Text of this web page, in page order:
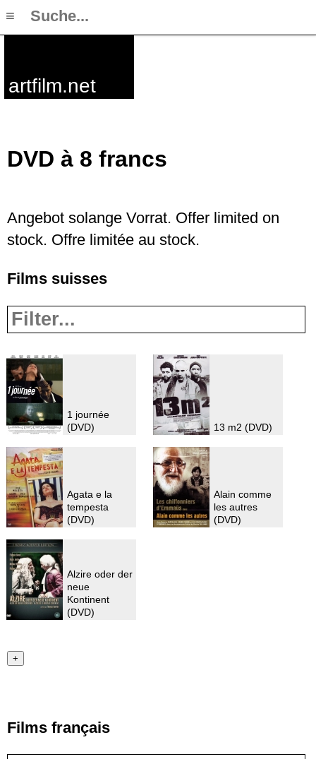
artfilm.net
DVD à 8 francs
Angebot solange Vorrat. Offer limited on
stock. Offre limitée au stock.
Films suisses
1 journée
(DVD)
13 m2 (DVD)
Agata e la
tempesta
(DVD)
Alain comme
les autres
(DVD)
Alzire oder der
neue
Kontinent
(DVD)
+
Films français
≡